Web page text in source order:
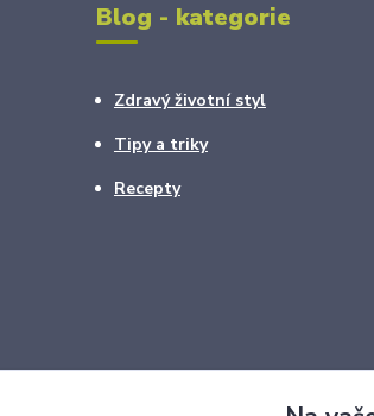
Blog - kategorie
Zdravý životní styl
Tipy a triky
Recepty